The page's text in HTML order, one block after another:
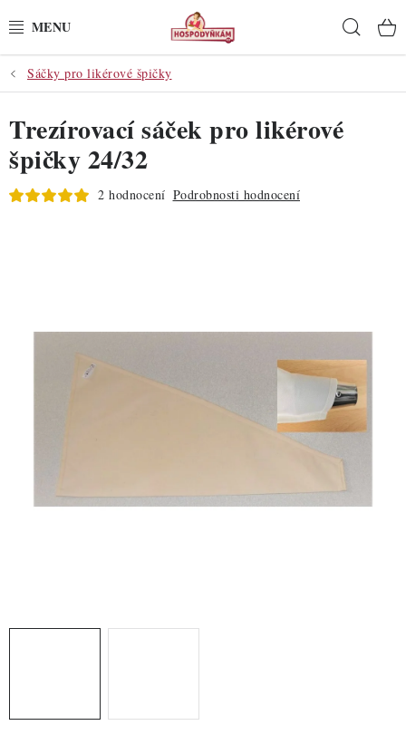
na
POTŘEBY
POMŮCKY
SUROVINY
POCHUTINY
TÉMATICKÉ PRODUKTY
Hodnocení obchodu
Blog
Moje objednávka
Sáčky pro likérové špičky
Trezírovací sáček pro likérové
špičky 24/32
2 hodnocení Podrobnosti hodnocení